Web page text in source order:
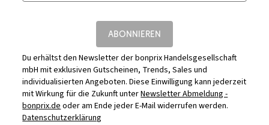
ABONNIEREN
Du erhältst den Newsletter der bonprix Handelsgesellschaft
mbH mit exklusiven Gutscheinen, Trends, Sales und
individualisierten Angeboten. Diese Einwilligung kann jederzeit
mit Wirkung für die Zukunft unterNewsletter Abmeldung -
bonprix.deoder am Ende jeder E-Mail widerrufen werden.
Datenschutzerklärung